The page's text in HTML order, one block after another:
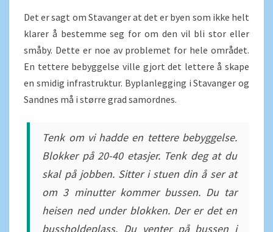
Det er sagt om Stavanger at det er byen som ikke helt
klarer å bestemme seg for om den vil bli stor eller
småby. Dette er noe av problemet for hele området.
En tettere bebyggelse ville gjort det lettere å skape
en smidig infrastruktur. Byplanlegging i Stavanger og
Sandnes må i større grad samordnes.
Tenk om vi hadde en tettere bebyggelse.
Blokker på 20-40 etasjer. Tenk deg at du
skal på jobben. Sitter i stuen din å ser at
om 3 minutter kommer bussen. Du tar
heisen ned under blokken. Der er det en
bussholdeplass. Du venter på bussen i